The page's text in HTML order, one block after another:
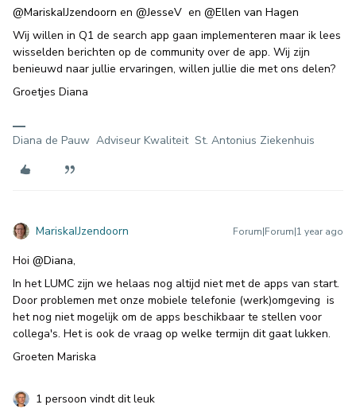
@MariskaIJzendoorn en ​ @JesseV en ​ @Ellen van Hagen
Wij willen in Q1 de search app gaan implementeren maar ik lees
wisselden berichten op de community over de app. Wij zijn
benieuwd naar jullie ervaringen, willen jullie die met ons delen?
Groetjes Diana
Diana de Pauw Adviseur Kwaliteit St. Antonius Ziekenhuis
MariskaIJzendoorn Forum|Forum|1 year ago
Hoi ​ @Diana,
In het LUMC zijn we helaas nog altijd niet met de apps van start.
Door problemen met onze mobiele telefonie (werk)omgeving is
het nog niet mogelijk om de apps beschikbaar te stellen voor
collega's. Het is ook de vraag op welke termijn dit gaat lukken.
Groeten Mariska
1 persoon vindt dit leuk